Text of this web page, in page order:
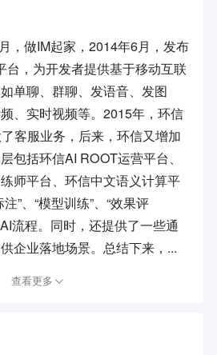
，做IM起家，2014年6月，发布
台，为开发者提供基于移动互联
单聊、群聊、发语音、发图
、实时视频等。2015年，环信
客服业务，后来，环信又增加
包括环信AI ROOT运营平台、
师平台、环信中文语义计算平
”、“模型训练”、“效果评
流程。同时，还提供了一些通
企业落地场景。总结下来，...
查看更多